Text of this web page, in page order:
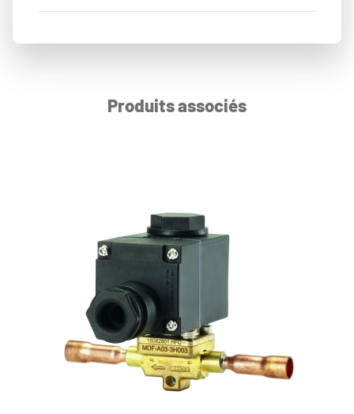
Produits associés